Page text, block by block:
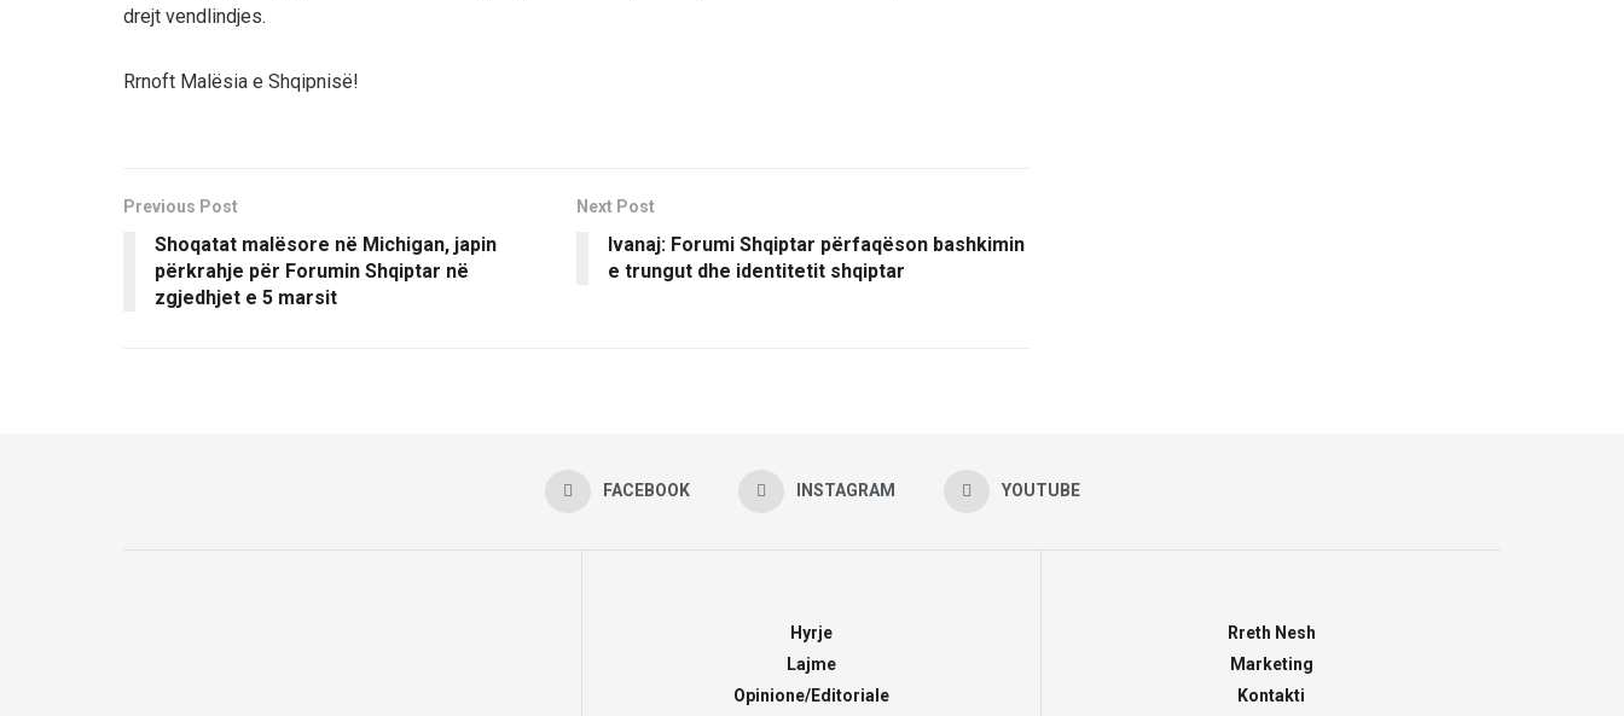
drejt vendlindjes.
Rrnoft Malësia e Shqipnisë!
Previous Post
Shoqatat malësore në Michigan, japin
përkrahje për Forumin Shqiptar në
zgjedhjet e 5 marsit
Next Post
Ivanaj: Forumi Shqiptar përfaqëson bashkimin
e trungut dhe identitetit shqiptar
FACEBOOK INSTAGRAM YOUTUBE
Hyrje
Lajme
Opinione/Editoriale
Rreth Nesh
Marketing
Kontakti